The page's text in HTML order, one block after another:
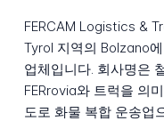
FERCAM Logistics &
Tyrol 지역의 Bolzano
업체입니다. 회사명은
FERrovia와 트럭을 의
도로 화물 복합 운송업